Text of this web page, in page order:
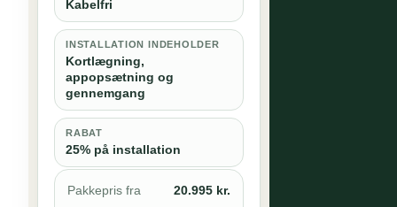
Kabelfri
INSTALLATION INDEHOLDER
Kortlægning,
appopsætning og
gennemgang
RABAT
25% på installation
Pakkepris fra 20.995 kr.